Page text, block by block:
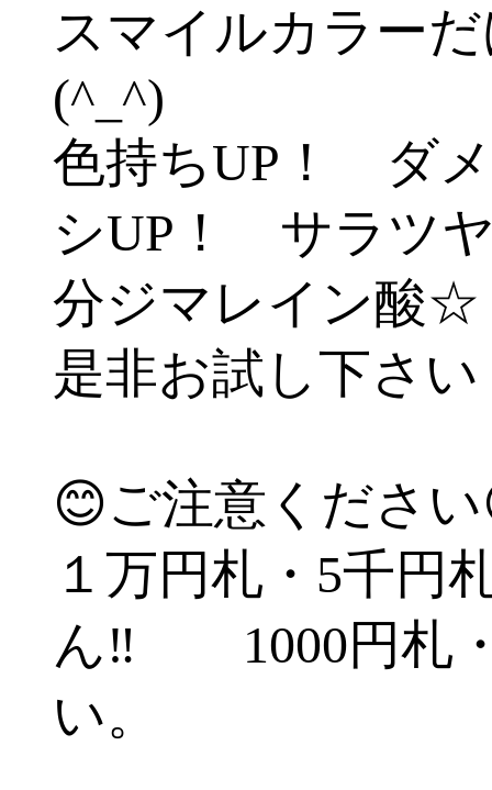
スマイルカラー
(^_^)
色持ちUP！ ダ
シUP！ サラツ
分ジマレイン酸☆
是非お試し下さい
😊ご注意くださ
１万円札・5千円
ん‼ 1000円札・
い。